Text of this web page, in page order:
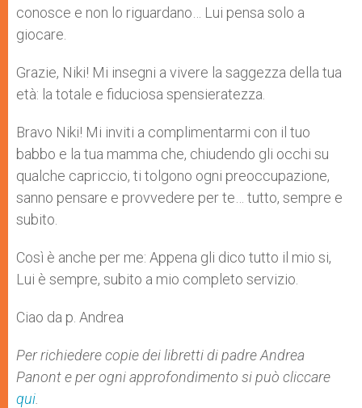
conosce e non lo riguardano… Lui pensa solo a
giocare.
Grazie, Niki! Mi insegni a vivere la saggezza della tua
età: la totale e fiduciosa spensieratezza.
Bravo Niki! Mi inviti a complimentarmi con il tuo
babbo e la tua mamma che, chiudendo gli occhi su
qualche capriccio, ti tolgono ogni preoccupazione,
sanno pensare e provvedere per te… tutto, sempre e
subito.
Così è anche per me: Appena gli dico tutto il mio si,
Lui è sempre, subito a mio completo servizio.
Ciao da p. Andrea
Per richiedere copie dei libretti di padre Andrea
Panont e per ogni approfondimento si può cliccare
qui